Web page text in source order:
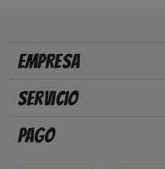
Empresa
Servicio
Pago